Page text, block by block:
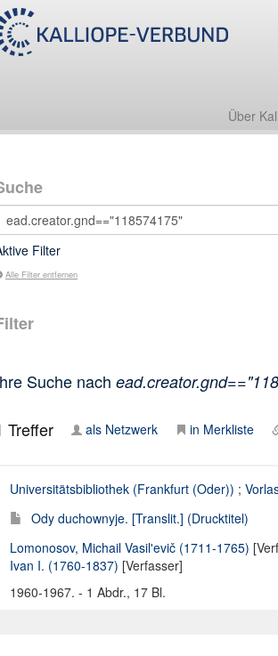
Über
Filter
Alle Filter entfernen
Suche nach
Treffer als Netzwerk in Merkliste
Universitätsbibliothek (Frankfurt (Oder)) ;
Ody duchownyje. [Translit.] (Drucktitel)
Lomonosov, Michail Vasilʹevič (1711-1765)
Ivan I. (1760-1837) [Verfasser]
1960-1967. - 1 Abdr., 17 Bl.